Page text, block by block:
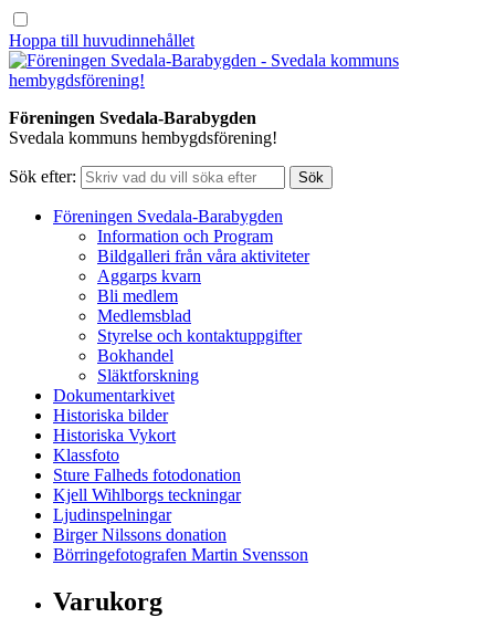
Hoppa till huvudinnehållet
Föreningen Svedala-Barabygden
Svedala kommuns hembygdsförening!
Sök efter:
Föreningen Svedala-Barabygden
Information och Program
Bildgalleri från våra aktiviteter
Aggarps kvarn
Bli medlem
Medlemsblad
Styrelse och kontaktuppgifter
Bokhandel
Släktforskning
Dokumentarkivet
Historiska bilder
Historiska Vykort
Klassfoto
Sture Falheds fotodonation
Kjell Wihlborgs teckningar
Ljudinspelningar
Birger Nilssons donation
Börringefotografen Martin Svensson
Varukorg